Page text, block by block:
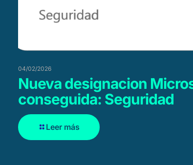
04/02/2026
Nueva designacion
conseguida: Seguridad
Leer más